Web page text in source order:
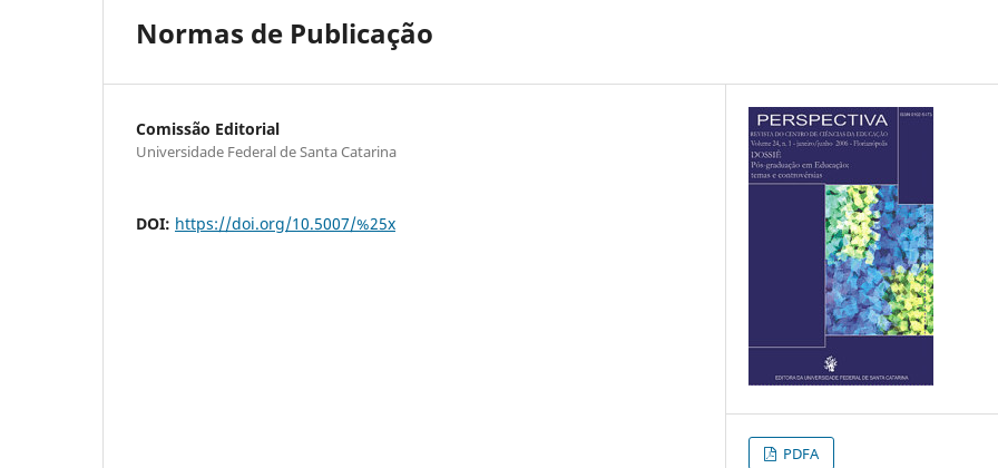
Normas de Publicação
Comissão Editorial
Universidade Federal de Santa Catarina
DOI: https://doi.org/10.5007/%25x
PDFA